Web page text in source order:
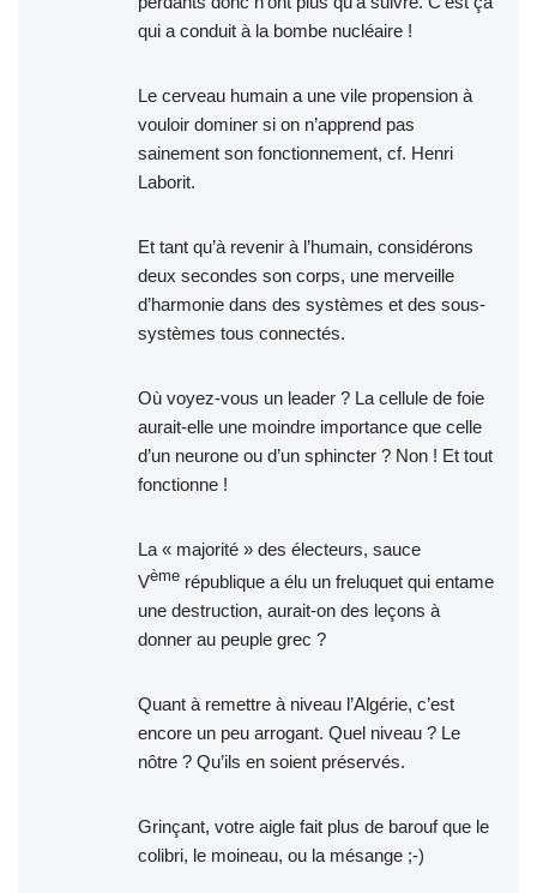
qui a conduit à la bombe nucléaire !
Le cerveau humain a une vile propension à
vouloir dominer si on n’apprend pas
sainement son fonctionnement, cf. Henri
Laborit.
Et tant qu’à revenir à l’humain, considérons
deux secondes son corps, une merveille
d’harmonie dans des systèmes et des sous-
systèmes tous connectés.
Où voyez-vous un leader ? La cellule de foie
aurait-elle une moindre importance que celle
d’un neurone ou d’un sphincter ? Non ! Et tout
fonctionne !
La « majorité » des électeurs, sauce
Vème république a élu un freluquet qui entame
une destruction, aurait-on des leçons à
donner au peuple grec ?
Quant à remettre à niveau l’Algérie, c’est
encore un peu arrogant. Quel niveau ? Le
nôtre ? Qu’ils en soient préservés.
Grinçant, votre aigle fait plus de barouf que le
colibri, le moineau, ou la mésange ;-)